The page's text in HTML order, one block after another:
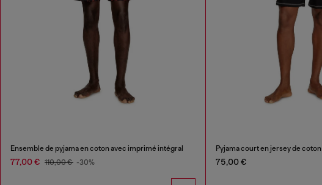
Ensemble de pyjama en coton avec imprimé intégral
77,00 € 110,00 € -30%
Pyjama court en jersey de coton
75,00 €